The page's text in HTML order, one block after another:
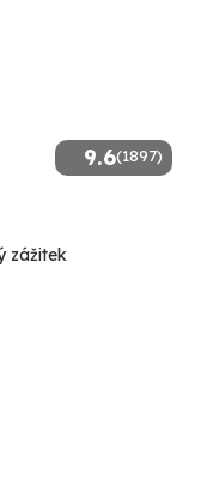
9.6(1897)
zážitek